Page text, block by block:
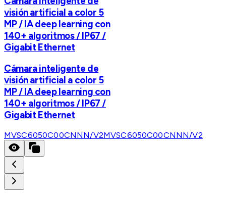
visión artificial a color 5
MP / IA deep learning con
140+ algoritmos / IP67 /
Gigabit Ethernet
Cámara inteligente de
visión artificial a color 5
MP / IA deep learning con
140+ algoritmos / IP67 /
Gigabit Ethernet
MVSC6050C00CNNN/V2MVSC6050C00CNNN/V2